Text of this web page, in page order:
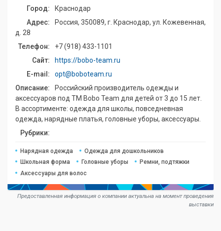
Город:
Краснодар
Адрес:
Россия, 350089, г. Краснодар, ул. Кожевенная,
д. 28
Телефон:
+7 (918) 433-1101
Сайт:
https://bobo-team.ru
E-mail:
opt@boboteam.ru
Описание:
Российский производитель одежды и
аксессуаров под ТМ Bobo Team для детей от 3 до 15 лет.
В ассортименте: одежда для школы, повседневная
одежда, нарядные платья, головные уборы, аксессуары.
Рубрики:
Нарядная одежда
Одежда для дошкольников
Школьная форма
Головные уборы
Ремни, подтяжки
Аксессуары для волос
Предоставленная информация о компании актуальна на момент проведения
выставки